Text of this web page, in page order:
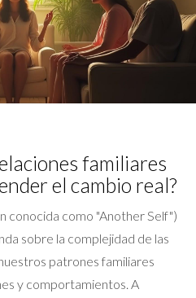
familiares
el cambio real?
conocida como "Another Self")
sobre la complejidad de las
patrones familiares
y comportamientos. A